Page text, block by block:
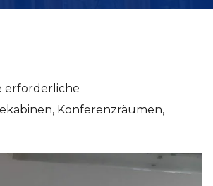
erforderliche
Konferenzräumen,